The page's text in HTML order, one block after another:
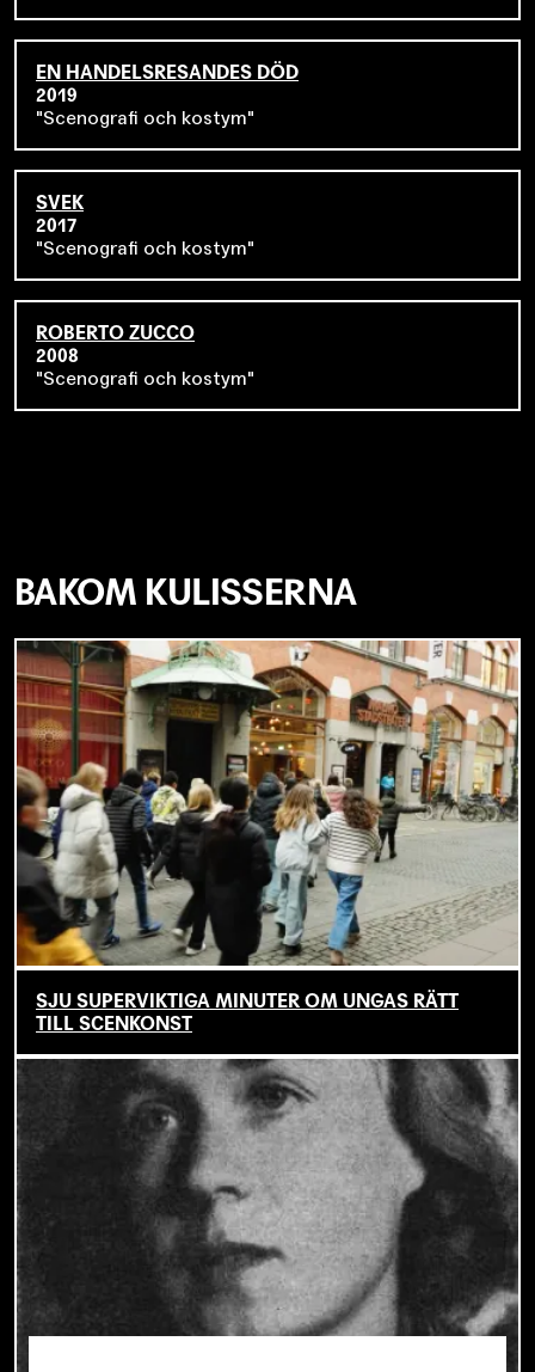
EN HANDELSRESANDES DÖD
2019
Scenografi och kostym
SVEK
2017
Scenografi och kostym
ROBERTO ZUCCO
2008
Scenografi och kostym
BAKOM KULISSERNA
SJU SUPERVIKTIGA MINUTER OM UNGAS RÄTT
TILL SCENKONST